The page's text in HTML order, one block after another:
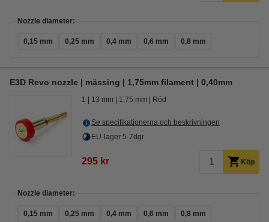
Nozzle diameter:
0,15 mm 0,25 mm 0,4 mm 0,6 mm 0,8 mm
E3D Revo nozzle | mässing | 1,75mm filament | 0,40mm
1 13 mm 1,75 mm Röd
Se specifikationerna och beskrivningen
EU-lager 5-7dgr
295 kr Köp
Nozzle diameter:
0,15 mm 0,25 mm 0,4 mm 0,6 mm 0,8 mm